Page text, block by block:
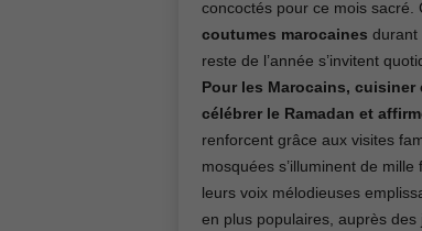
concoctés pour ce mois sacré.
coutumes marocaines durant
reste de l’année s’invitent
Pour les Marocains,
célébrer le Ramadan et
renforcent grâce aux visites
mosquées s’illuminent de
leurs voix mélodieuses
en plus populaires, auprès